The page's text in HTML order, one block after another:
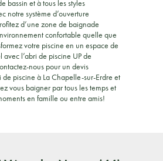
bassin et à tous les styles
notre système d’ouverture
d’une zone de baignade
confortable quelle que
votre piscine en un espace de
l’abri de piscine UP de
nous pour un devis
de piscine à La Chapelle-sur-Erdre et
vous baigner par tous les temps et
en famille ou entre amis!